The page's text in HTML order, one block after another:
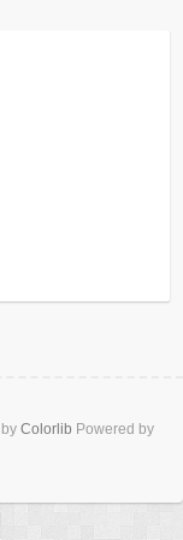
Colorlib Powered by